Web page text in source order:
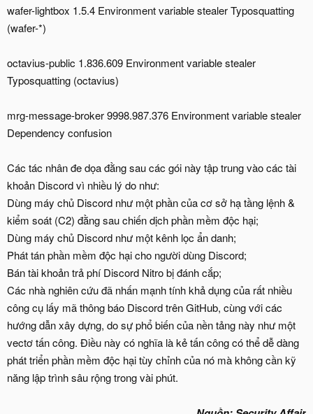
wafer-lightbox 1.5.4 Environment variable stealer Typosquatting
(wafer-*)
octavius-public 1.836.609 Environment variable stealer
Typosquatting (octavius)
mrg-message-broker 9998.987.376 Environment variable stealer
Dependency confusion
Các tác nhân đe dọa đằng sau các gói này tập trung vào các tài
khoản Discord vì nhiều lý do như:
Dùng máy chủ Discord như một phần của cơ sở hạ tầng lệnh &
kiểm soát (C2) đằng sau chiến dịch phần mềm độc hại;
Dùng máy chủ Discord như một kênh lọc ẩn danh;
Phát tán phần mềm độc hại cho người dùng Discord;
Bán tài khoản trả phí Discord Nitro bị đánh cắp;
Các nhà nghiên cứu đã nhấn mạnh tính khả dụng của rất nhiều
công cụ lấy mã thông báo Discord trên GitHub, cùng với các
hướng dẫn xây dựng, do sự phổ biến của nền tảng này như một
vectơ tấn công. Điều này có nghĩa là kẻ tấn công có thể dễ dàng
phát triển phần mềm độc hại tùy chỉnh của nó mà không cần kỹ
năng lập trình sâu rộng trong vài phút.